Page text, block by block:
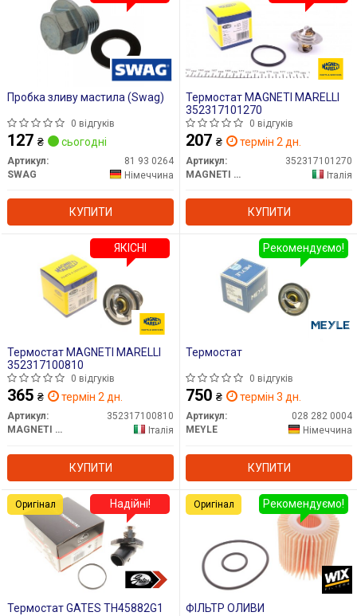
Пробка зливу мастила (Swag)
0 відгуків
127 ₴ сьогодні
Артикул:
81 93 0264
SWAG
Німеччина
КУПИТИ
Термостат MAGNETI MARELLI
352317101270
0 відгуків
207 ₴ термін 2 дн.
Артикул:
352317101270
MAGNETI MARELLI
Італія
КУПИТИ
Термостат MAGNETI MARELLI
352317100810
0 відгуків
365 ₴ термін 2 дн.
Артикул:
352317100810
MAGNETI MARELLI
Італія
КУПИТИ
ЯКІСНІ
Термостат
0 відгуків
750 ₴ термін 3 дн.
Артикул:
028 282 0004
MEYLE
Німеччина
КУПИТИ
Рекомендуємо!
Термостат GATES TH45882G1
Надійні!
Оригінал
ФІЛЬТР ОЛИВИ
Рекомендуємо!
Оригінал